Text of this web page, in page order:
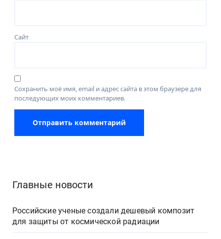
Сайт
Сохранить моё имя, email и адрес сайта в этом браузере для
последующих моих комментариев.
Главные новости
Российские ученые создали дешевый композит
для защиты от космической радиации